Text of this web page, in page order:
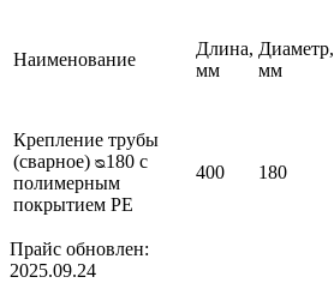
Наименование
Длина,
мм
Диаметр,
мм
Крепление трубы
(сварное) ᴓ180 с
полимерным
покрытием PE
400 180
Прайс обновлен:
2025.09.24